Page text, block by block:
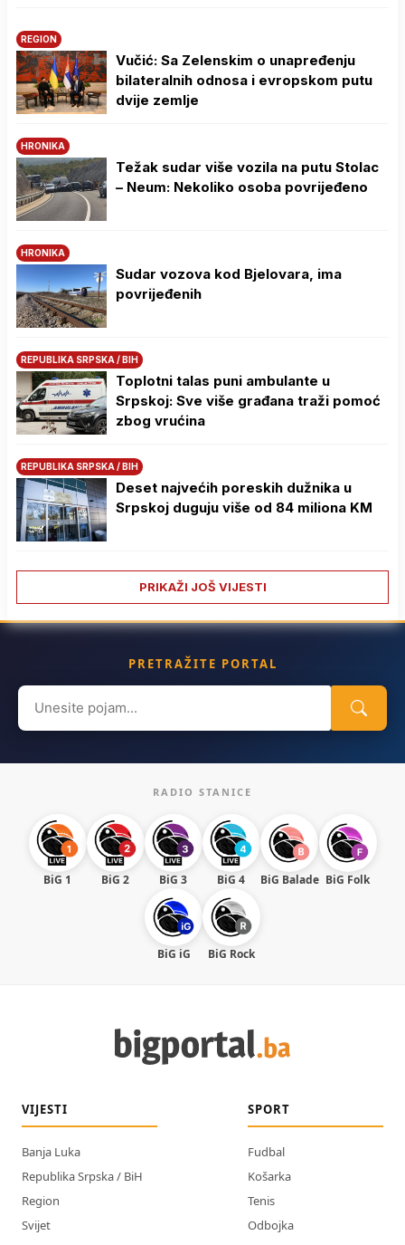
REGION
Vučić: Sa Zelenskim o unapređenju
bilateralnih odnosa i evropskom putu
dvije zemlje
HRONIKA
Težak sudar više vozila na putu Stolac
– Neum: Nekoliko osoba povrijeđeno
HRONIKA
Sudar vozova kod Bjelovara, ima
povrijeđenih
REPUBLIKA SRPSKA / BIH
Toplotni talas puni ambulante u
Srpskoj: Sve više građana traži pomoć
zbog vrućina
REPUBLIKA SRPSKA / BIH
Deset najvećih poreskih dužnika u
Srpskoj duguju više od 84 miliona KM
PRIKAŽI JOŠ VIJESTI
PRETRAŽITE PORTAL
Search
for:
RADIO STANICE
BiG 1 BiG 2 BiG 3 BiG 4 BiG Balade BiG Folk
BiG iG BiG Rock
VIJESTI
Banja Luka
Republika Srpska / BiH
Region
Svijet
SPORT
Fudbal
Košarka
Tenis
Odbojka